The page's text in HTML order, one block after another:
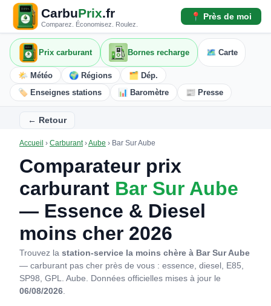
CarbuPrix.fr
Comparez. Économisez. Roulez.
📍 Près de moi
Prix carburant Bornes recharge 🗺️ Carte
🌤️ Météo 🌍 Régions
🗂️ Dép.
🏷️ Enseignes stations
📊 Baromètre 📰 Presse
← Retour
Accueil › Carburant›Aube › Bar Sur Aube
Comparateur prix
carburant Bar Sur Aube
— Essence & Diesel
moins cher 2026
Trouvez la station-service la moins chère à Bar Sur Aube
— carburant pas cher près de vous : essence, diesel, E85,
SP98, GPL. Aube. Données officielles mises à jour le
06/08/2026.